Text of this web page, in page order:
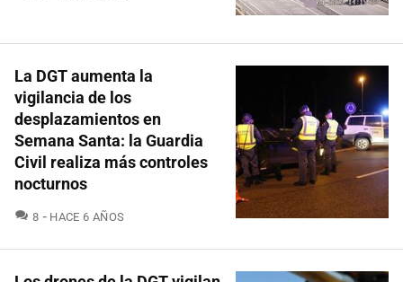
La DGT aumenta la
vigilancia de los
desplazamientos en
Semana Santa: la Guardia
Civil realiza más controles
nocturnos
8 COMENTARIOS
HACE 6 AÑOS